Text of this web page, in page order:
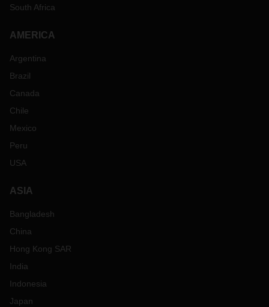
South Africa
AMERICA
Argentina
Brazil
Canada
Chile
Mexico
Peru
USA
ASIA
Bangladesh
China
Hong Kong SAR
India
Indonesia
Japan